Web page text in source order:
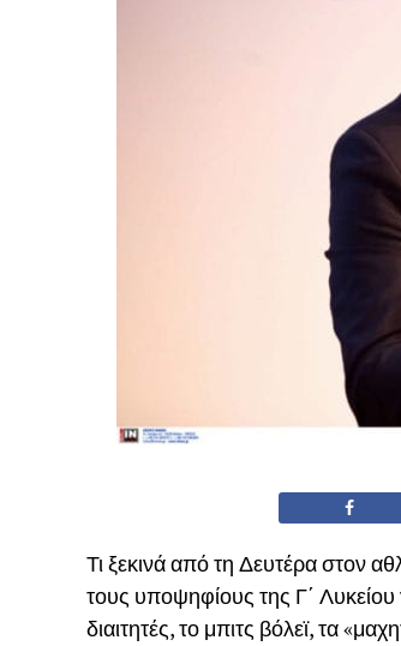
Τι ξεκινά από τη Δευτέρα στον
τους υποψηφίους της Γ΄
διαιτητές, το μπιτς βόλεϊ, τα